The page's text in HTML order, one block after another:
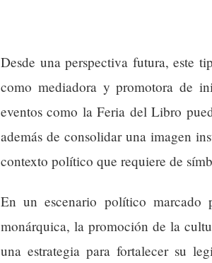
Desde una perspectiva futura, este
como mediadora y promotora de
eventos como la Feria del Libro
además de consolidar una imagen
contexto político que requiere de
En un escenario político marcado
monárquica, la promoción de la
una estrategia para fortalecer su